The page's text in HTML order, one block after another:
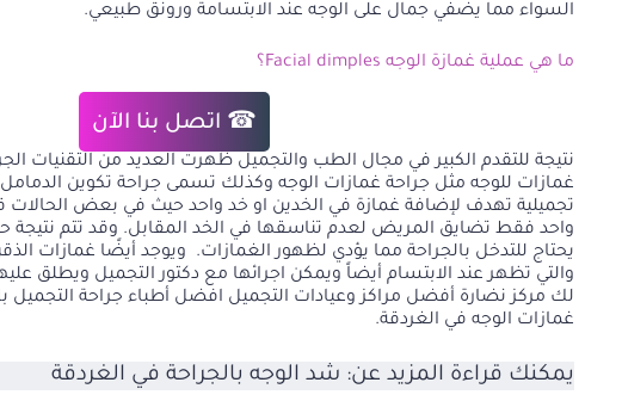
السواء مما يضفي جمال على الوجه عند الابتسامة ورونق طبيعي.
ما هي عملية غمازة الوجه Facial dimples؟
☎ اتصل بنا الآن
نتيجة للتقدم الكبير في مجال الطب والتجميل ظهرت العديد من التقنيات
غمازات للوجه مثل جراحة غمازات الوجه وكذلك تسمى جراحة تكوين
تجميلية تهدف لإضافة غمازة في الخدين او خد واحد حيث في بعض
واحد فقط تضايق المريض لعدم تناسقها في الخد المقابل. وقد تتم نتيجة
يحتاج للتدخل بالجراحة مما يؤدي لظهور الغمازات. ويوجد أيضًا غمازات
والتي تظهر عند الابتسام أيضاً ويمكن اجرائها مع دكتور التجميل ويطلق
لك مركز نضارة أفضل مراكز وعيادات التجميل افضل أطباء جراحة التجميل
غمازات الوجه في الغردقة.
يمكنك قراءة المزيد عن: شد الوجه بالجراحة في الغردقة